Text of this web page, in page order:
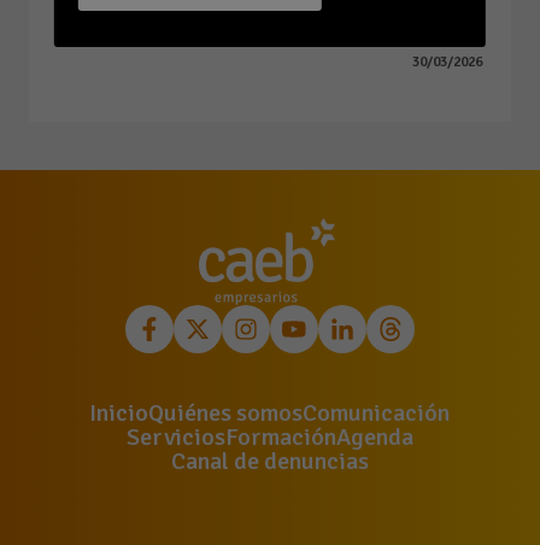
30/03/2026
InicioQuiénes somosComunicación
ServiciosFormaciónAgenda
Canal de denuncias